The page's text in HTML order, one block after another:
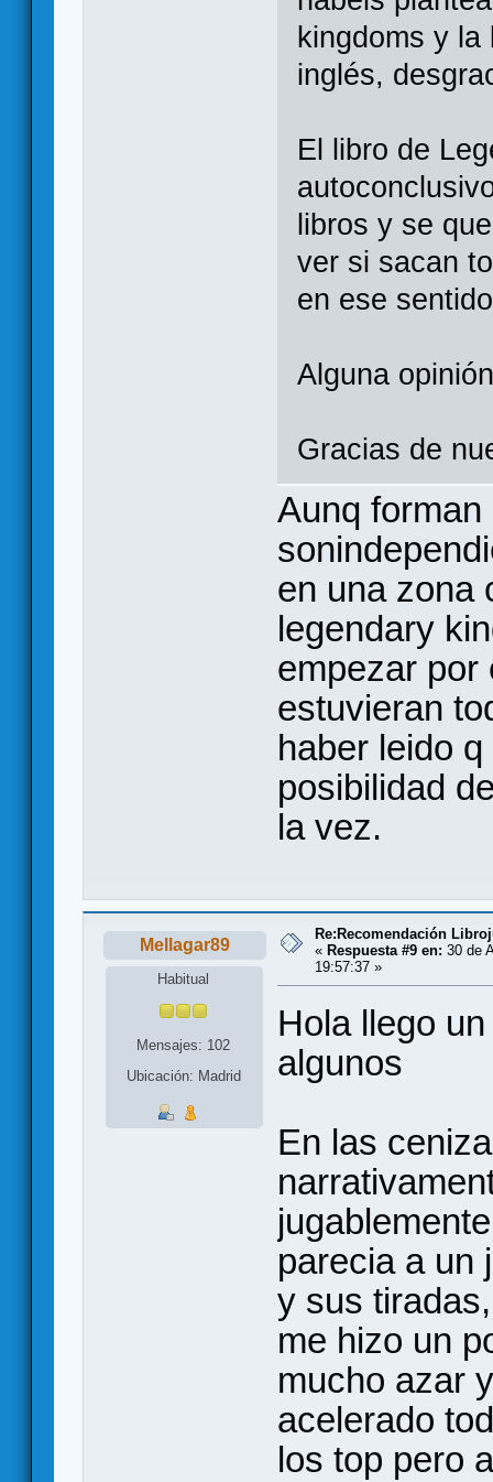
kingdoms y
inglés,
El libro de
libros y se
ver si sacan
en ese sentido
Alguna
Gracias de
Aunq
en una zona
legendary
empezar por
estuvieran
haber leido
posibilidad
la vez.
Mellagar89
Habitual
Mensajes: 102
Ubicación: Madrid
Re:Recomendación
« Respuesta #9 en: 30 de
19:57:37 »
Hola llego
algunos
En las
parecia a un
y sus
me hizo un
mucho azar
acelerado
los top pero